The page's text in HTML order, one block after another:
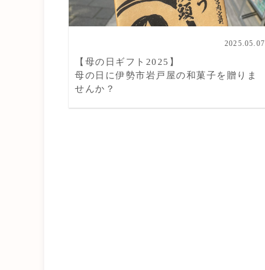
2025.05.07
【母の日ギフト2025】
母の日に伊勢市岩戸屋の和菓子を贈りま
せんか？